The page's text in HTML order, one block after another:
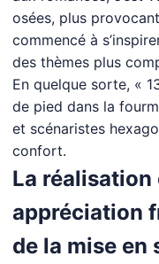
osées, plus
commencé à
des thèmes plus
En quelque sorte, «
de pied dans la
et scénaristes
confort.
La réalisation
appréciation
de la mise en